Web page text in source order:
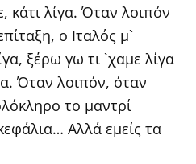
κάτι λίγα. Όταν λοιπόν
ο Ιταλός μ`
ξέρω γω τι `χαμε λίγα
Όταν λοιπόν, όταν
το μαντρί
Αλλά εμείς τα